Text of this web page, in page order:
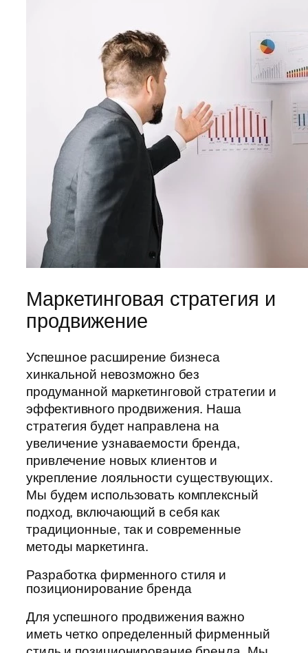
Маркетинговая стратегия и
продвижение
Успешное расширение бизнеса
хинкальной невозможно без
продуманной маркетинговой стратегии и
эффективного продвижения. Наша
стратегия будет направлена на
увеличение узнаваемости бренда,
привлечение новых клиентов и
укрепление лояльности существующих.
Мы будем использовать комплексный
подход, включающий в себя как
традиционные, так и современные
методы маркетинга.
Разработка фирменного стиля и
позиционирование бренда
Для успешного продвижения важно
иметь четко определенный фирменный